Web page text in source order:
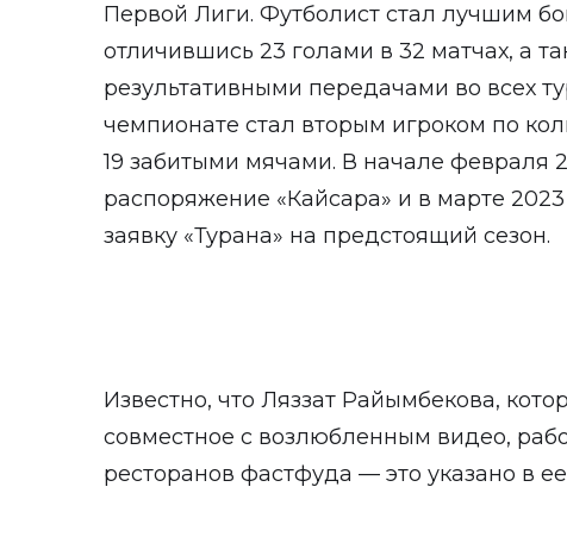
Первой Лиги. Футболист стал лучшим
отличившись 23 голами в 32 матчах, а
результативными передачами во всех
чемпионате стал вторым игроком по
19 забитыми мячами. В начале февраля
распоряжение «Кайсара» и в марте
заявку «Турана» на предстоящий сезон.
Известно, что Ляззат Райымбекова,
совместное с возлюбленным видео,
ресторанов фастфуда — это указано в